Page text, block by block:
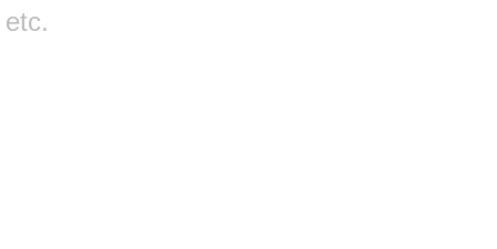
etc.